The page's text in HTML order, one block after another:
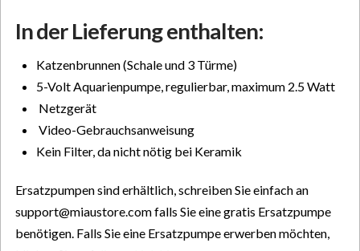
In der Lieferung enthalten:
Katzenbrunnen (Schale und 3 Türme)
5-Volt Aquarienpumpe, regulierbar, maximum 2.5 Watt
Netzgerät
Video-Gebrauchsanweisung
Kein Filter, da nicht nötig bei Keramik
Ersatzpumpen sind erhältlich, schreiben Sie einfach an
support@miaustore.com falls Sie eine gratis Ersatzpumpe
benötigen. Falls Sie eine Ersatzpumpe erwerben möchten,